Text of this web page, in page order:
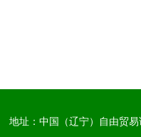
地址：中国（辽宁）自由贸